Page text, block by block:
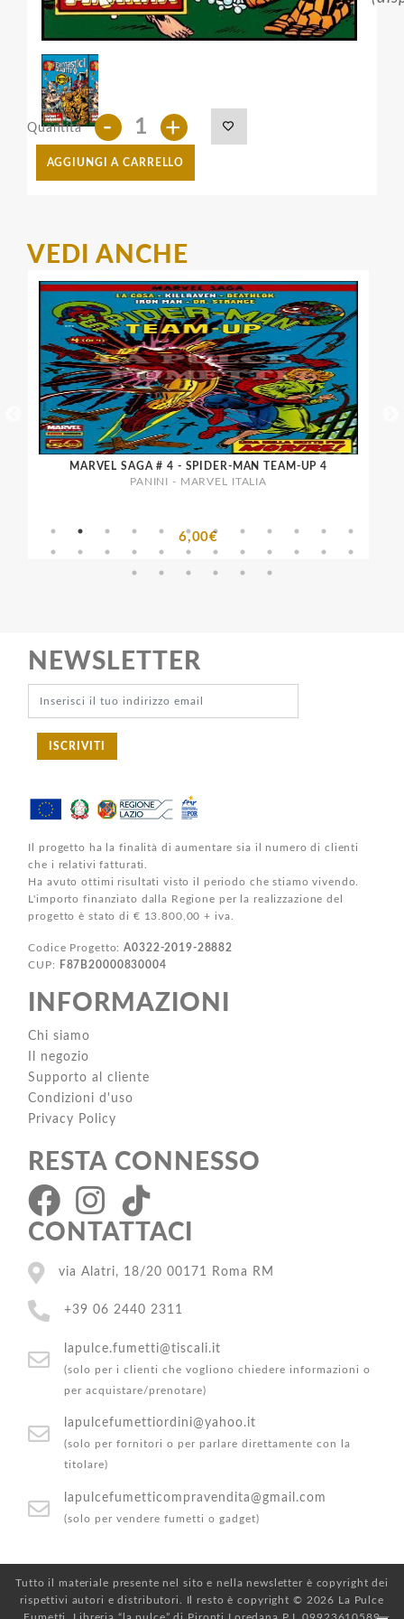
Quantità - +
AGGIUNGI A CARRELLO
VEDI ANCHE
MARVEL SAGA # 4 - SPIDER-MAN TEAM-UP 4
PANINI - MARVEL ITALIA
6,00€
NEWSLETTER
ISCRIVITI
Il progetto ha la finalità di aumentare sia il numero di clienti
che i relativi fatturati.
Ha avuto ottimi risultati visto il periodo che stiamo vivendo.
L'importo finanziato dalla Regione per la realizzazione del
progetto è stato di € 13.800,00 + iva.
Codice Progetto:A0322-2019-28882
CUP:
F87B20000830004
INFORMAZIONI
Chi siamo
Il negozio
Supporto al cliente
Condizioni d'uso
Privacy Policy
RESTA CONNESSO
CONTATTACI
via Alatri, 18/20 00171 Roma RM
+39 06 2440 2311
lapulce.fumetti@tiscali.it
(solo per i clienti che vogliono chiedere informazioni o
per acquistare/prenotare)
lapulcefumettiordini@yahoo.it
(solo per fornitori o per parlare direttamente con la
titolare)
lapulcefumetticompravendita@gmail.com
(solo per vendere fumetti o gadget)
Tutto il materiale presente nel sito e nella newsletter è copyright dei
rispettivi autori e distributori. Il resto è copyright © 2026 La Pulce